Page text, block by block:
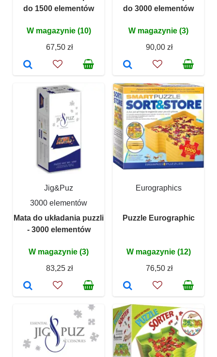
do 1500 elementów
W magazynie (10)
67,50 zł
do 3000 elementów
W magazynie (3)
90,00 zł
Jig&Puz
3000 elementów
Mata do układania puzzli
- 3000 elementów
W magazynie (3)
83,25 zł
Eurographics
Puzzle Eurographic
W magazynie (12)
76,50 zł